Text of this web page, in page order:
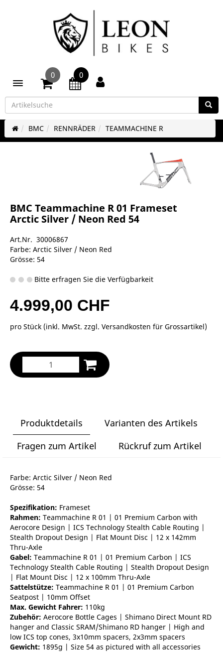
Toggle navigation
0 0
BMC RENNRÄDER TEAMMACHINE R
BMC Teammachine R 01 Frameset
Arctic Silver / Neon Red 54
Art.Nr. 30006867
Farbe: Arctic Silver / Neon Red
Grösse: 54
Bitte erfragen Sie die Verfügbarkeit
4.999,00 CHF
pro Stück (inkl. MwSt. zzgl. Versandkosten für Grossartikel)
Produktdetails
Varianten des Artikels
Fragen zum Artikel
Rückruf zum Artikel
Farbe: Arctic Silver / Neon Red
Grösse: 54
Spezifikation: Frameset
Rahmen: Teammachine R 01 | 01 Premium Carbon with
Aerocore Design | ICS Technology Stealth Cable Routing |
Stealth Dropout Design | Flat Mount Disc | 12 x 142mm
Thru-Axle
Gabel: Teammachine R 01 | 01 Premium Carbon | ICS
Technology Stealth Cable Routing | Stealth Dropout Design
| Flat Mount Disc | 12 x 100mm Thru-Axle
Sattelstütze: Teammachine R 01 | 01 Premium Carbon
Seatpost | 10mm Offset
Max. Gewicht Fahrer: 110kg
Zubehör: Aerocore Bottle Cages | Shimano Direct Mount RD
hanger and Classic SRAM/Shimano RD hanger | High and
low ICS top cones, 3x10mm spacers, 2x3mm spacers
Gewicht: 1895g | Size 54 as pictured with all accessories